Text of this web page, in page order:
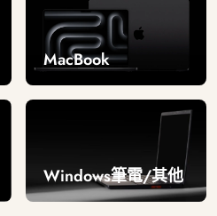
MacBook
Windows筆電/其他